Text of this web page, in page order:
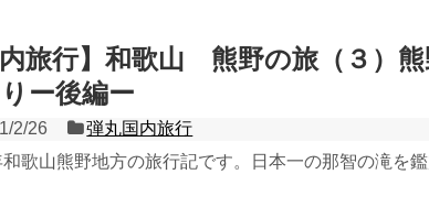
内旅行】和歌山 熊野の旅（３）
ー後編ー
2/26
弾丸国内旅行
歌山熊野地方の旅行記です。日本一の那智の滝を